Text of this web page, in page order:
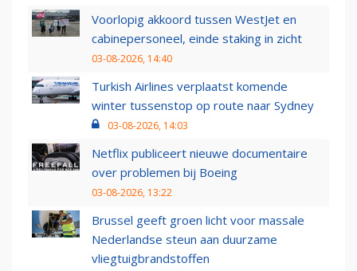
Voorlopig akkoord tussen WestJet en
cabinepersoneel, einde staking in zicht
03-08-2026, 14:40
Turkish Airlines verplaatst komende
winter tussenstop op route naar Sydney
03-08-2026, 14:03
Netflix publiceert nieuwe documentaire
over problemen bij Boeing
03-08-2026, 13:22
Brussel geeft groen licht voor massale
Nederlandse steun aan duurzame
vliegtuigbrandstoffen